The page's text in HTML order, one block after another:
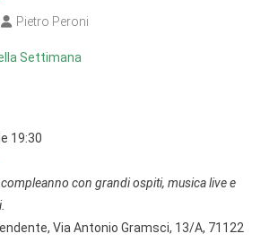
Pietro Peroni
Settimana
19:30
con grandi ospiti, musica live e
Via Antonio Gramsci, 13/A, 71122